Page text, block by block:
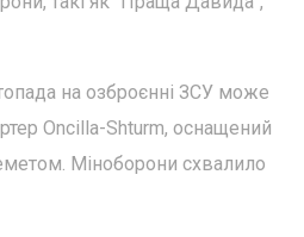
на озброєнні ЗСУ може
Oncilla-Shturm, оснащений
Міноборони схвалило